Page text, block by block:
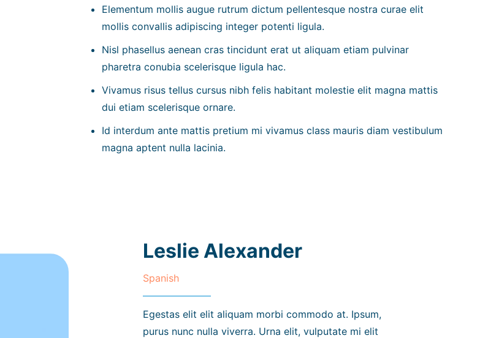
Elementum mollis augue rutrum dictum pellentesque nostra curae elit
mollis convallis adipiscing integer potenti ligula.
Nisl phasellus aenean cras tincidunt erat ut aliquam etiam pulvinar
pharetra conubia scelerisque ligula hac.
Vivamus risus tellus cursus nibh felis habitant molestie elit magna mattis
dui etiam scelerisque ornare.
Id interdum ante mattis pretium mi vivamus class mauris diam vestibulum
magna aptent nulla lacinia.
Leslie Alexander
Spanish
Egestas elit elit aliquam morbi commodo at. Ipsum,
purus nunc nulla viverra. Urna elit, vulputate mi elit